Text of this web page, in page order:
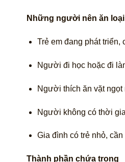
Những người nên ăn
Trẻ em đang phát
Người đi học hoặc đi
Người thích ăn vặt
Người không có thời
Gia đình có trẻ nhỏ,
Thành phần chứa trong